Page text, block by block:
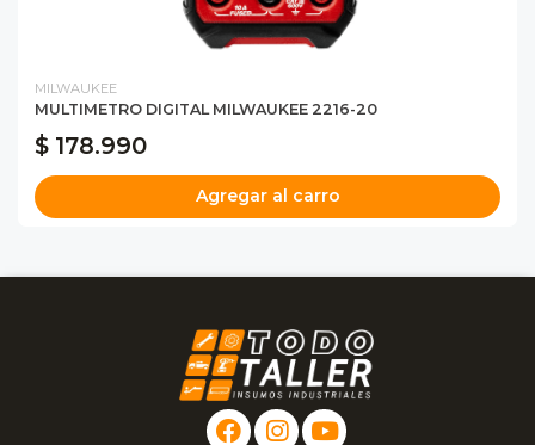
MILWAUKEE
MULTIMETRO DIGITAL MILWAUKEE 2216-20
$ 178.990
Agregar al carro